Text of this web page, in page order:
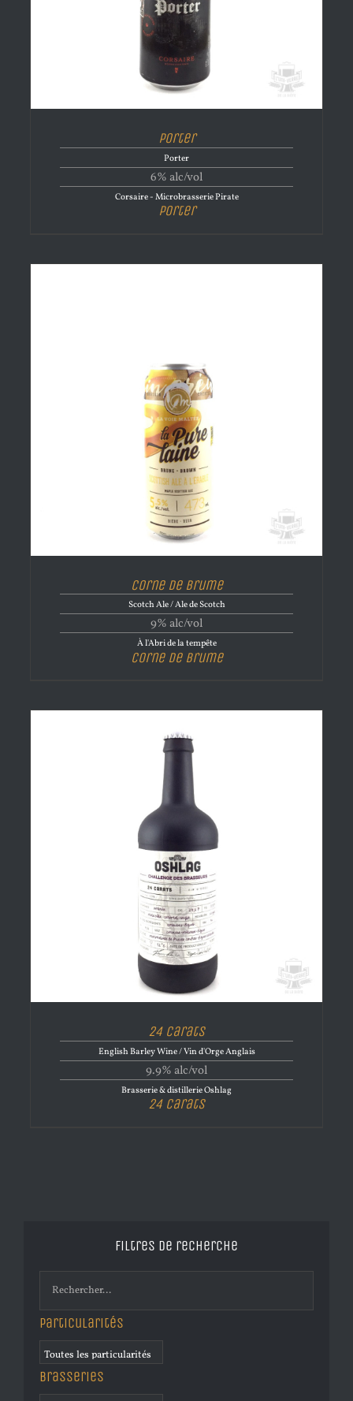
Porter
Porter
6% alc/vol
Corsaire - Microbrasserie Pirate
Porter
Corne de brume
Scotch Ale / Ale de Scotch
9% alc/vol
À l'Abri de la tempête
Corne de brume
24 Carats
English Barley Wine / Vin d'Orge Anglais
9.9% alc/vol
Brasserie & distillerie Oshlag
24 Carats
Filtres de recherche
Particularités
Brasseries